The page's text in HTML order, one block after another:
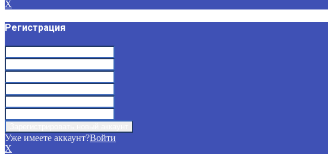
X
Регистрация
Уже имеете аккаунт?Войти
X